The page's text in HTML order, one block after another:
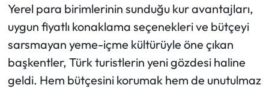
Yerel para birimlerinin sunduğu kur avantajları,
uygun fiyatlı konaklama seçenekleri ve bütçeyi
sarsmayan yeme-içme kültürüyle öne çıkan
başkentler, Türk turistlerin yeni gözdesi haline
geldi. Hem bütçesini korumak hem de unutulmaz